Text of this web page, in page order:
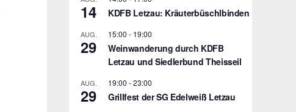
14 KDFB Letzau: Kräuterbüschlbinden
AUG.
29
15:00 - 19:00
Weinwanderung durch KDFB
Letzau und Siedlerbund Theisseil
AUG.
29
19:00 -23:00
Grillfest der SG Edelweiß Letzau